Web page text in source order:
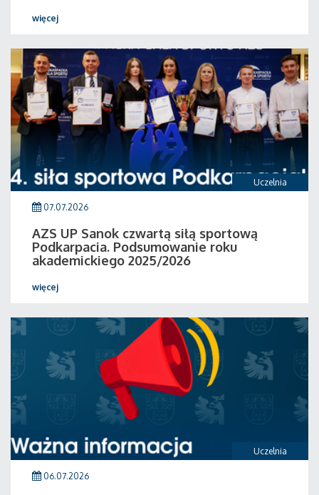
więcej
Uczelnia
07.07.2026
AZS UP Sanok czwartą siłą sportową
Podkarpacia. Podsumowanie roku
akademickiego 2025/2026
więcej
Uczelnia
06.07.2026